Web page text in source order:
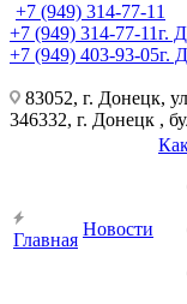
+7 (949) 314-77-11
+7 (949) 314-77-11г.
+7 (949) 403-93-05г.
83052, г. Донецк,
346332, г. Донецк ,
Главная
Новости